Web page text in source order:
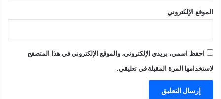
الموقع الإلكتروني
احفظ اسمي، بريدي الإلكتروني، والموقع الإلكتروني في هذا المتصفح
لاستخدامها المرة المقبلة في تعليقي.